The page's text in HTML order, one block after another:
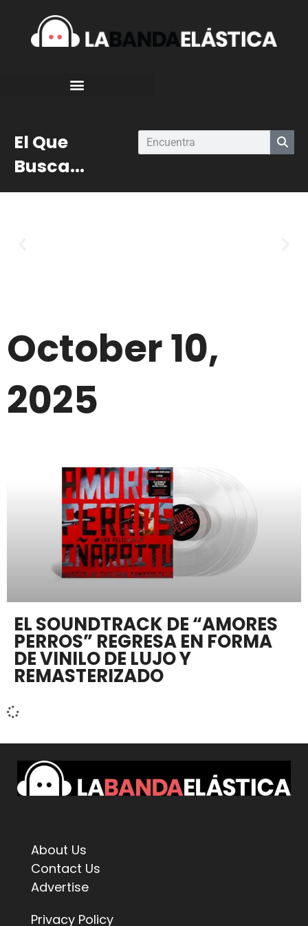
El Que
Busca...
October 10,
2025
EL SOUNDTRACK DE “AMORES
PERROS” REGRESA EN FORMA
DE VINILO DE LUJO Y
REMASTERIZADO
About Us
Contact Us
Advertise
Privacy Policy